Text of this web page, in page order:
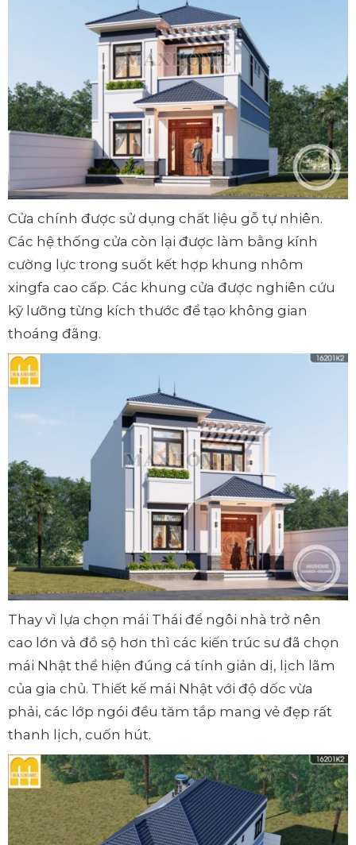
Cửa chính được sử dụng chất liệu gỗ tự nhiên.
Các hệ thống cửa còn lại được làm bằng kính
cường lực trong suốt kết hợp khung nhôm
xingfa cao cấp. Các khung cửa được nghiên cứu
kỹ lưỡng từng kích thước để tạo không gian
thoáng đãng.
Thay vì lựa chọn mái Thái để ngôi nhà trở nên
cao lớn và đồ sộ hơn thì các kiến trúc sư đã chọn
mái Nhật thể hiện đúng cá tính giản dị, lịch lãm
của gia chủ. Thiết kế mái Nhật với độ dốc vừa
phải, các lớp ngói đều tăm tắp mang vẻ đẹp rất
thanh lịch, cuốn hút.